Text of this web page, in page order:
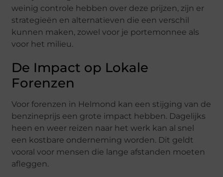
weinig controle hebben over deze prijzen, zijn er
strategieën en alternatieven die een verschil
kunnen maken, zowel voor je portemonnee als
voor het milieu.
De Impact op Lokale
Forenzen
Voor forenzen in Helmond kan een stijging van de
benzineprijs een grote impact hebben. Dagelijks
heen en weer reizen naar het werk kan al snel
een kostbare onderneming worden. Dit geldt
vooral voor mensen die lange afstanden moeten
afleggen.